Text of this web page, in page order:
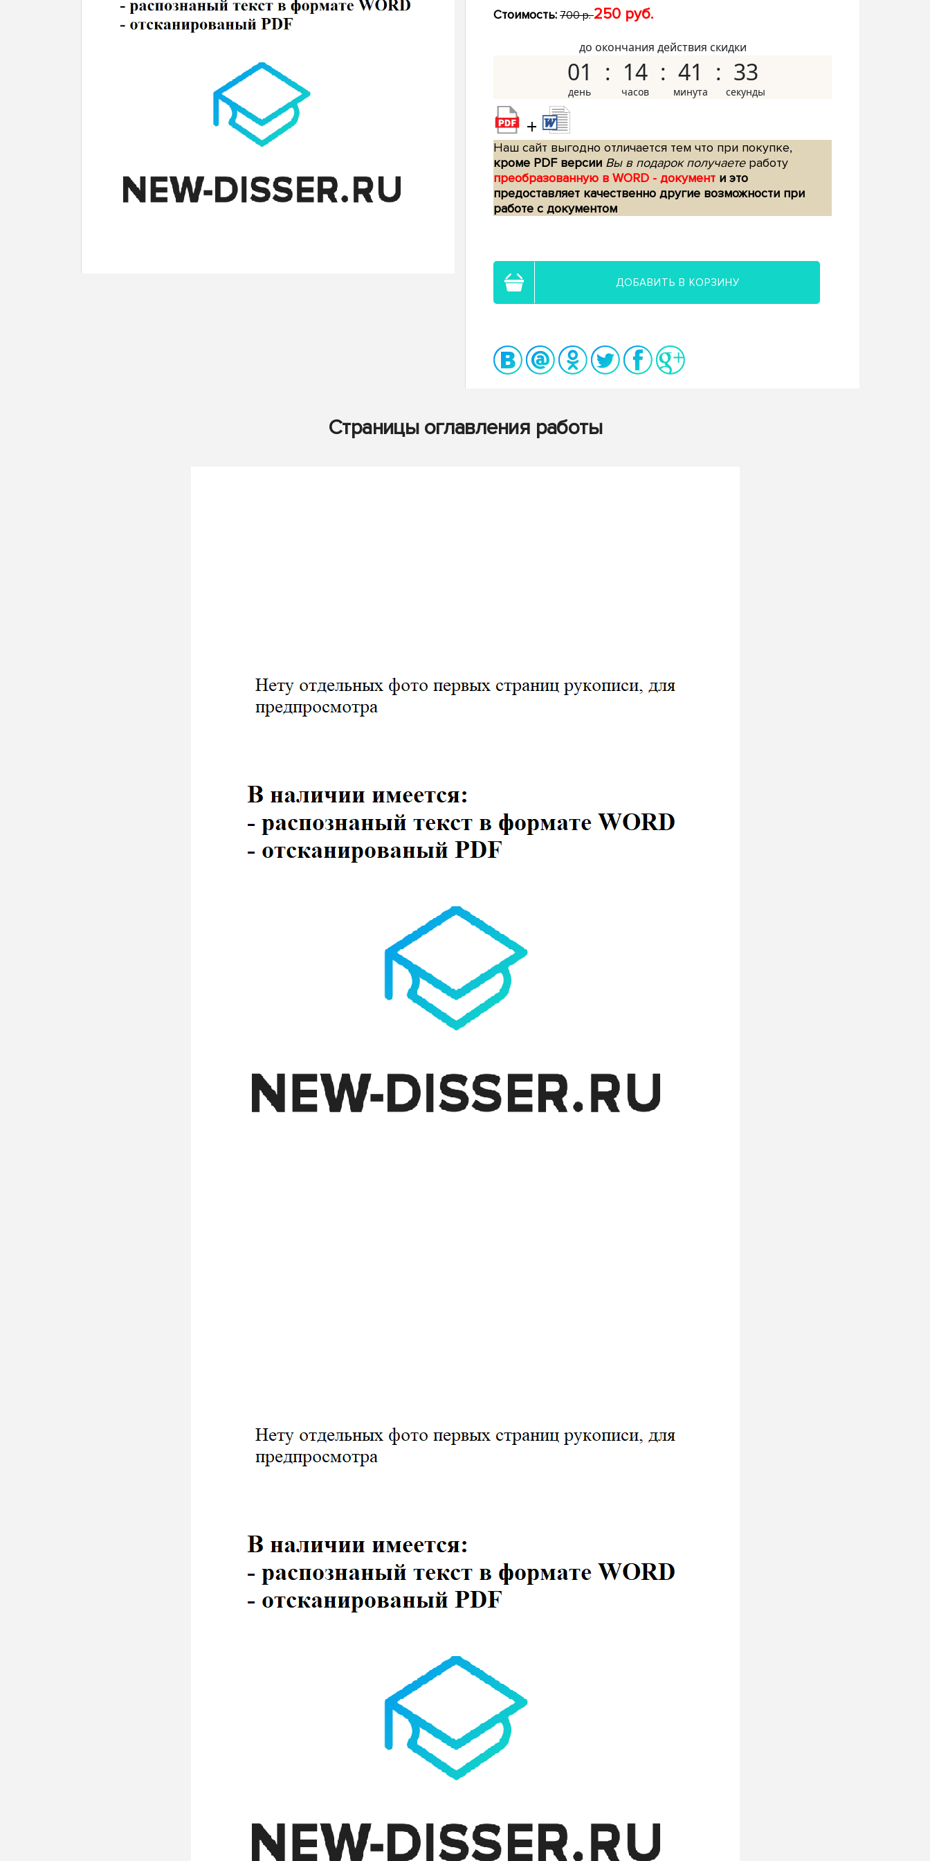
Стоимость: 700 р.250 руб.
до окончания действия скидки
01 14 41 32
+
Наш сайт выгодно отличается тем что при покупке,
кроме PDF версии Вы в подарок получаетеработу
преобразованную в WORD - документ и это
предоставляет качественно другие возможности при
работе с документом
ДОБАВИТЬ В КОРЗИНУ
Страницы оглавления работы